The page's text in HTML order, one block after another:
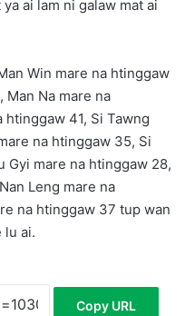
ai lam ni galaw mat ai
Win mare na htinggaw
Man Na mare na
htinggaw 41, Si Tawng
na htinggaw 35, Si
Gyi mare na htinggaw 28,
Leng mare na
na htinggaw 37 tup wan
lu ai.
Copy URL